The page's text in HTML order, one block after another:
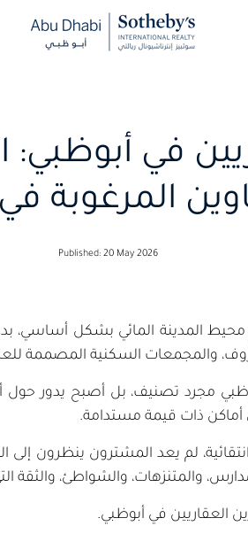
في
المرغوبة
Published: 20 May 2026
المائي بشكل أساسي، بدءاً
والمجمعات السكنية المصممة
مجرد تصنيف، بل أصبح يدور حول
أماكن ذات قيمة مستدامة.
لم يعد المشترون ينظرون
والمتنزهات، والشواطئ، والثقة
العقاريين في أبوظبي.